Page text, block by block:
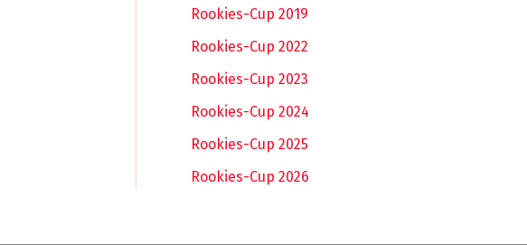
Rookies-Cup 2019
Rookies-Cup 2022
Rookies-Cup 2023
Rookies-Cup 2024
Rookies-Cup 2025
Rookies-Cup 2026